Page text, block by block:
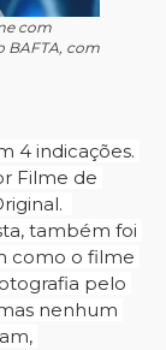
com
BAFTA, com
4 indicações.
Filme de
também foi
como o filme
pelo
nenhum